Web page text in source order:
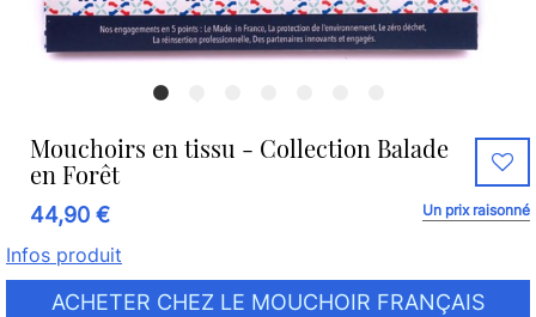
Mouchoirs en tissu - Collection Balade
en Forêt
44,90 € Un prix raisonné
Infos produit
ACHETER CHEZ LE MOUCHOIR FRANÇAIS